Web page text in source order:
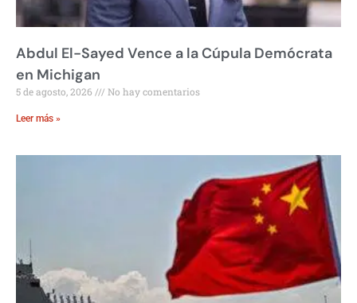
Abdul El-Sayed Vence a la Cúpula Demócrata
en Michigan
5 de agosto, 2026 No hay comentarios
Leer más »